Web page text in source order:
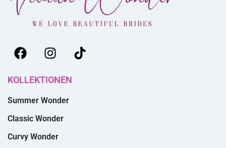
KOLLEKTIONEN
Summer Wonder
Classic Wonder
Curvy Wonder